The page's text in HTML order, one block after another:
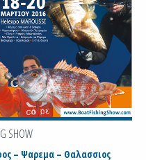
SHOW
– Ψαρεμα – Θαλασσιος